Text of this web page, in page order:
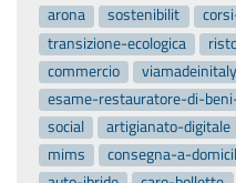
arona
sostenibilit
transizione-ecologica
commercio
viamadeinitaly
esame-restauratore-di-
social
artigianato-digitale
mims
consegna-a-